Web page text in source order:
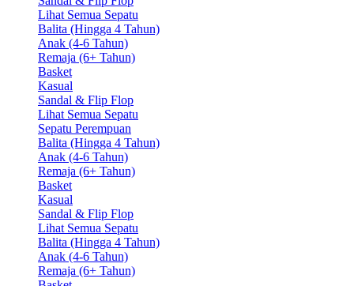
Lihat Semua Sepatu
Balita (Hingga 4 Tahun)
Anak (4-6 Tahun)
Remaja (6+ Tahun)
Basket
Kasual
Sandal & Flip Flop
Lihat Semua Sepatu
Sepatu Perempuan
Balita (Hingga 4 Tahun)
Anak (4-6 Tahun)
Remaja (6+ Tahun)
Basket
Kasual
Sandal & Flip Flop
Lihat Semua Sepatu
Balita (Hingga 4 Tahun)
Anak (4-6 Tahun)
Remaja (6+ Tahun)